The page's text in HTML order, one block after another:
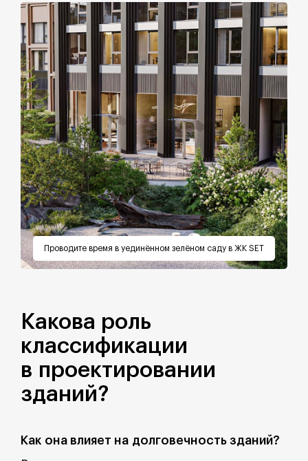
Проводите время в уединённом зелёном саду в ЖК SET
Какова роль
классификации
в проектировании
зданий?
Как она влияет на долговечность зданий?